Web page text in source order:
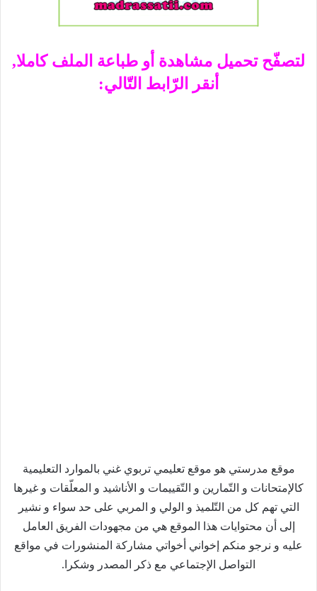
لتصفّح تحميل مشاهدة أو طباعة الملف كاملا,
أنقر الرّابط التّالي:
موقع مدرستي هو موقع تعليمي تربوي غني بالموارد التعليمية
كالإمتحانات و التّمارين و التّقييمات و الأناشيد و المعلّقات و غيرها
التي تهم كل من التّلميذ و الولي و المربي على حد سواء و نشير
إلى أن محتوايات هذا الموقع هي من مجهودات الفريق العامل
عليه و نرجو منكم إخواني أخواتي مشاركة المنشورات في مواقع
التواصل الإجتماعي مع ذكر المصدر وشكرا.